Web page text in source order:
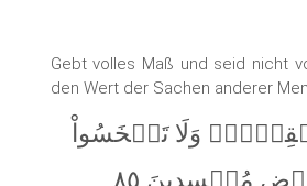
Gebt volles Maß und seid nicht
den Wert der Sachen anderer
وَلَا تَبۡخَسُواْ
مُفۡسِدِينَ ٨٥